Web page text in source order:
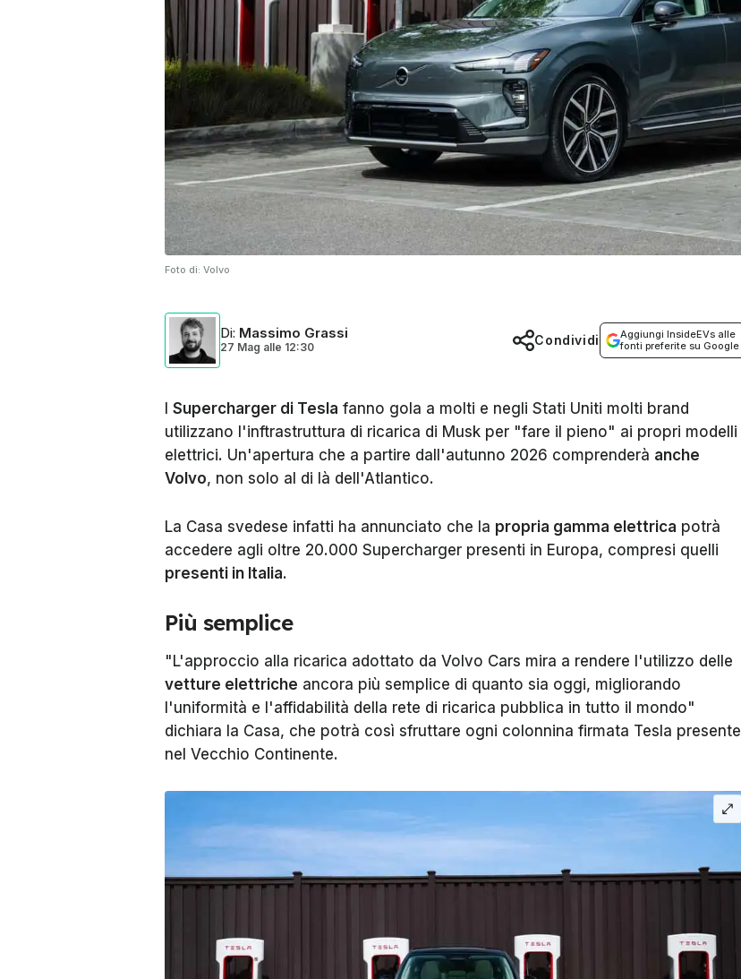
Foto di: Volvo
Di: Massimo Grassi
27 Mag alle 12:30
Aggiungi InsideEVs alle
fonti preferite su Google
Condividi
Supercharger di Tesla fanno gola a molti e negli Stati Uniti molti brand
utilizzano l'inftrastruttura di ricarica di Musk per "fare il pieno" ai propri modelli
elettrici. Un'apertura che a partire dall'autunno 2026 comprenderà anche
Volvo, non solo al di là dell'Atlantico.
La Casa svedese infatti ha annunciato che la propria gamma elettrica potrà
accedere agli oltre 20.000 Supercharger presenti in Europa, compresi quelli
presenti in Italia.
Più semplice
"L'approccio alla ricarica adottato da Volvo Cars mira a rendere l'utilizzo delle
vetture elettriche ancora più semplice di quanto sia oggi, migliorando
l'uniformità e l'affidabilità della rete di ricarica pubblica in tutto il mondo"
dichiara la Casa, che potrà così sfruttare ogni colonnina firmata Tesla presente
nel Vecchio Continente.